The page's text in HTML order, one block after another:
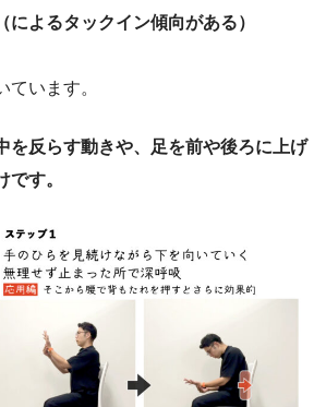
によるタックイン傾向がある）
ています。
を反らす動きや、足を前や後ろに上げ
です。